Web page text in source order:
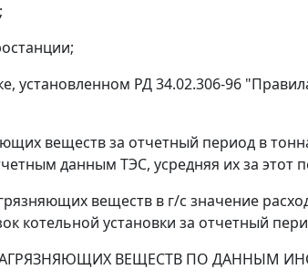
установленном РД 34.02.306-96
веществ за отчетный период в
данным ТЭС, усредняя их за этот
веществ в г/с значение
котельной установки за отчетный
ВЕЩЕСТВ ПО ДАННЫМ